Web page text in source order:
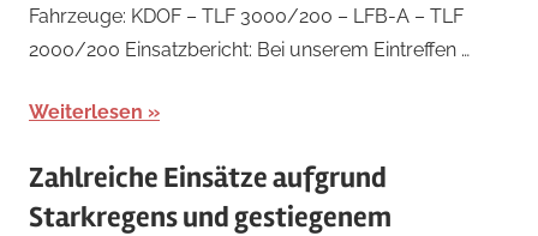
Fahrzeuge: KDOF – TLF 3000/200 – LFB-A – TLF
2000/200 Einsatzbericht: Bei unserem Eintreffen …
Weiterlesen
Zahlreiche Einsätze aufgrund
Starkregens und gestiegenem